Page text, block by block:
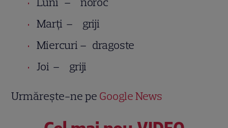
Marţi – griji
Miercuri – dragoste
Joi – griji
Urmărește-ne pe Google News